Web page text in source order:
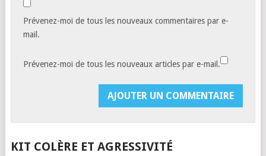
Prévenez-moi de tous les nouveaux commentaires par e-
mail.
Prévenez-moi de tous les nouveaux articles par e-mail.
KIT COLÈRE ET AGRESSIVITÉ